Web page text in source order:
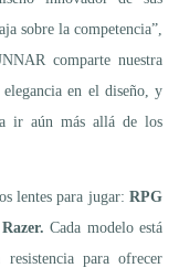
sobre la competencia”,
comparte nuestra
en el diseño, y
ir aún más allá de los
lentes para jugar: RPG
Razer.Cada modelo está
para ofrecer